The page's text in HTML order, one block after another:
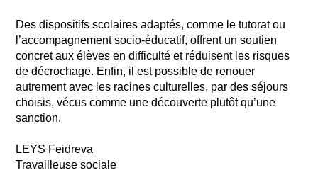
Des dispositifs scolaires adaptés, comme le tutorat ou
l’accompagnement socio-éducatif, offrent un soutien
concret aux élèves en difficulté et réduisent les risques
de décrochage. Enfin, il est possible de renouer
autrement avec les racines culturelles, par des séjours
choisis, vécus comme une découverte plutôt qu’une
sanction.
LEYS Feidreva
Travailleuse sociale